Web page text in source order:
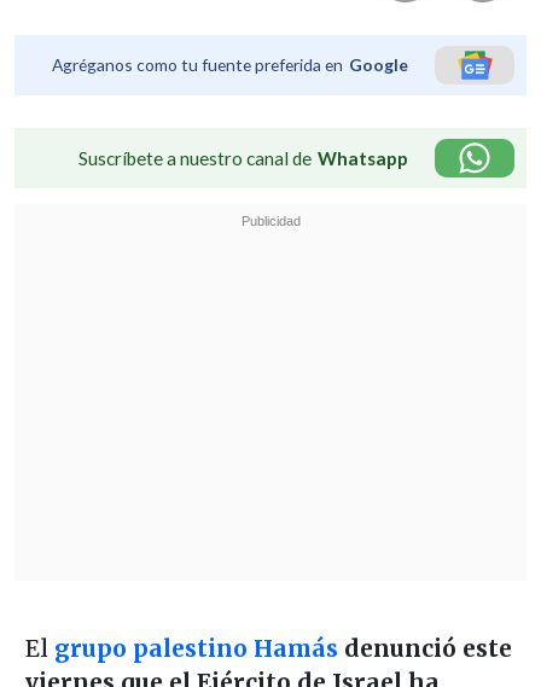
Agréganos como tu fuente preferida en Google
Suscríbete a nuestro canal de Whatsapp
El grupo palestino Hamás denunció este